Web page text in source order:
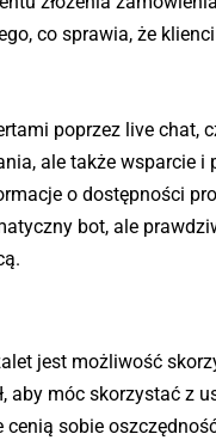
co sprawia, że
poprzez live chat,
ale także wsparcie i
o dostępności
bot, ale
jest możliwość
aby móc skorzystać z
sobie